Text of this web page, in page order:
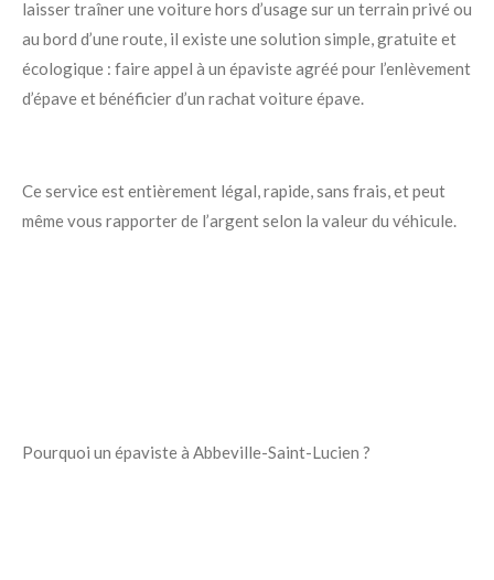
laisser traîner une voiture hors d’usage sur un terrain privé ou
au bord d’une route, il existe une solution simple, gratuite et
écologique : faire appel à un épaviste agréé pour l’enlèvement
d’épave et bénéficier d’un rachat voiture épave.
Ce service est entièrement légal, rapide, sans frais, et peut
même vous rapporter de l’argent selon la valeur du véhicule.
Pourquoi un épaviste à Abbeville-Saint-Lucien ?